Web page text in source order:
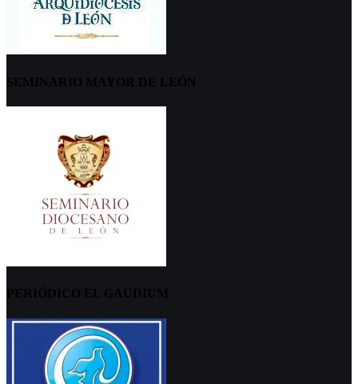
SEMINARIO MAYOR DE LEÓN
PERIÓDICO EL GAUDIUM